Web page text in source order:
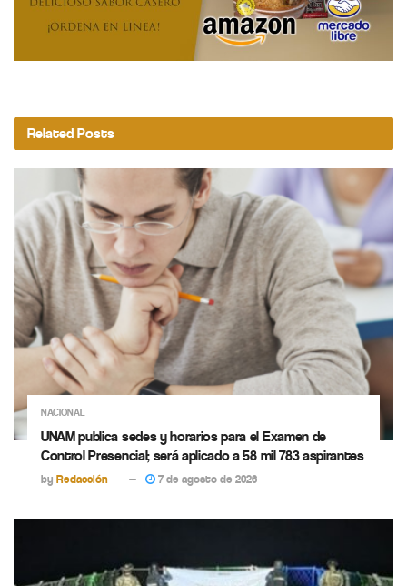
Related Posts
NACIONAL
UNAM publica sedes y horarios para el Examen de
Control Presencial; será aplicado a 58 mil 783 aspirantes
by Redacción 7 de agosto de 2026